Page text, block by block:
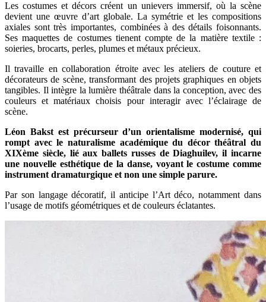
Les costumes et décors créent un unievers immersif, où la scène
devient une œuvre d’art globale. La symétrie et les compositions
axiales sont très importantes, combinées à des détails foisonnants.
Ses maquettes de costumes tienent compte de la matière textile :
soieries, brocarts, perles, plumes et métaux précieux.
Il travaille en collaboration étroite avec les ateliers de couture et
décorateurs de scène, transformant des projets graphiques en objets
tangibles. Il intègre la lumière théâtrale dans la conception, avec des
couleurs et matériaux choisis pour interagir avec l’éclairage de
scène.
Léon Bakst est précurseur d’un orientalisme modernisé, qui
rompt avec le naturalisme académique du décor théâtral du
XIXème siècle, lié aux ballets russes de Diaghuilev, il incarne
une nouvelle esthétique de la danse, voyant le costume comme
instrument dramaturgique et non une simple parure.
Par son langage décoratif, il anticipe l’Art déco, notamment dans
l’usage de motifs géométriques et de couleurs éclatantes.